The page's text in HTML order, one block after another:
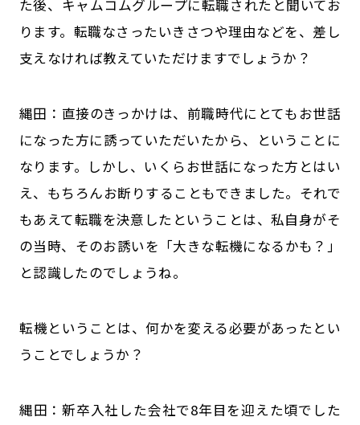
た後、キャムコムグループに転職されたと聞いてお
ります。転職なさったいきさつや理由などを、差し
支えなければ教えていただけますでしょうか？
縄田：直接のきっかけは、前職時代にとてもお世話
になった方に誘っていただいたから、ということに
なります。しかし、いくらお世話になった方とはい
え、もちろんお断りすることもできました。それで
もあえて転職を決意したということは、私自身がそ
の当時、そのお誘いを「大きな転機になるかも？」
と認識したのでしょうね。
――転機ということは、何かを変える必要があったとい
うことでしょうか？
縄田：新卒入社した会社で8年目を迎えた頃でした